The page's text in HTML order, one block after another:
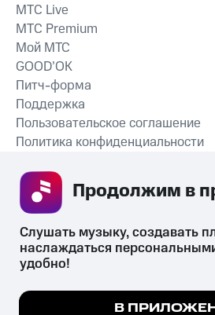
СКАЧАТЬ
MTС Live
MTС Premium
Мой МТС
GOOD’OK
Питч-форма
Поддержка
Пользовательское соглашение
Политика конфиденциальности
психотропных веществ, их аналогов
их незаконный оборот запрещён и
Мы используем куки, чтобы на
Слушать музыку, создавать
наслаждаться
удобно!
В